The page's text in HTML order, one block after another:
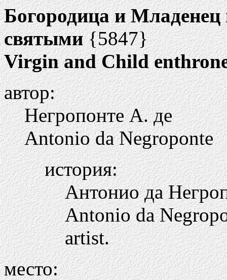
Богородица и Младенец
святыми{5847}
Virgin and Child
автор:
Негропонте А. де
Antonio da Negroponte
история:
Антонио да
Antonio da
artist.
место: